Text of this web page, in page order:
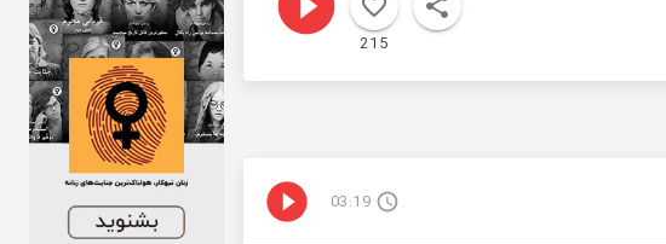
215
03:19